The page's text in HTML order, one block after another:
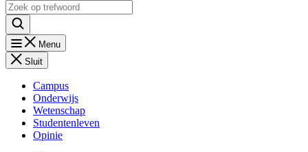
Menu
Sluit
Campus
Onderwijs
Wetenschap
Studentenleven
Opinie